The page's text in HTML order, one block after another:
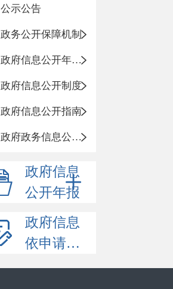
公示公告
政务公开保障机制
政府信息公开年度报告
政府信息公开制度
政府信息公开指南
政府政务信息公开目录
政府信息
公开年报
政府信息
依申请公开